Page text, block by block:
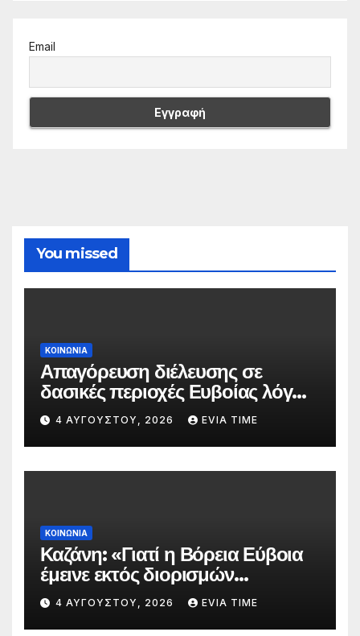
Email
You missed
ΚΟΙΝΩΝΙΑ
Απαγόρευση διέλευσης σε
δασικές περιοχές Ευβοίας λόγω
πολύ υψηλού κινδύνου
πυρκαγιάς
4 ΑΥΓΟΎΣΤΟΥ, 2026 EVIA TIME
ΚΟΙΝΩΝΙΑ
Καζάνη: «Γιατί η Βόρεια Εύβοια
έμεινε εκτός διορισμών
δασκάλων;»
4 ΑΥΓΟΎΣΤΟΥ, 2026 EVIA TIME